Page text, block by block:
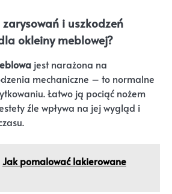
i uszkodzeń
okleiny meblowej?
jest narażona na
mechaniczne – to normalne
Łatwo ją pociąć nożem
źle wpływa na jej wygląd i
Jak pomalować lakierowane